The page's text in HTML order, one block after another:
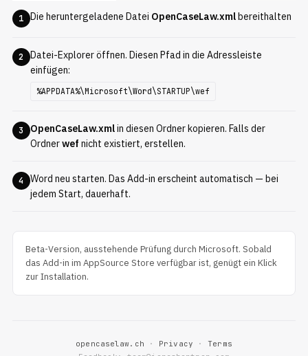
1 Die heruntergeladene Datei OpenCaseLaw.xmlbereithalten
2
Datei-Explorer öffnen. Diesen Pfad in die Adressleiste
einfügen:
%APPDATA%\Microsoft\Word\STARTUP\wef
3 OpenCaseLaw.xmlin diesen Ordner kopieren. Falls der
Ordnerwef nicht existiert, erstellen.
4
Word neu starten. Das Add-in erscheint automatisch — bei
jedem Start, dauerhaft.
Beta-Version, ausstehende Prüfung durch Microsoft. Sobald
das Add-in im AppSource Store verfügbar ist, genügt ein Klick
zur Installation.
opencaselaw.ch · Privacy ·Terms